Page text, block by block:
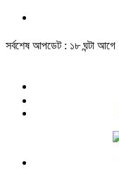
সর্বশেষ আপডেট : ১৮ ঘন্টা আগে